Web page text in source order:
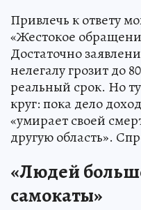
Привлечь к ответу
«Жестокое
Достаточно
нелегалу грозит до
реальный срок. Но
круг: пока дело
«умирает своей
другую область».
«Людей
самокаты»